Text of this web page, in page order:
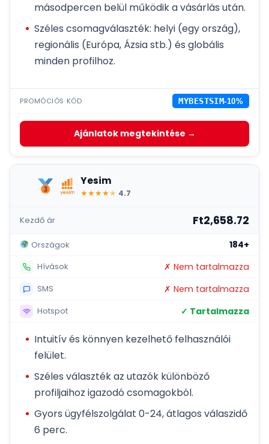
másodpercen belül működik a vásárlás után.
Széles csomagválaszték: helyi (egy ország),
regionális (Európa, Ázsia stb.) és globális
minden profilhoz.
PROMÓCIÓS KÓD MYBESTSIM-10%
Ajánlatok megtekintése →
Yesim
★★★★★ 4.7
Kezdő ár Ft2,658.72
Országok 184+
Hívások ✗ Nem tartalmazza
SMS ✗ Nem tartalmazza
Hotspot ✓ Tartalmazza
Intuitív és könnyen kezelhető felhasználói
felület.
Széles választék az utazók különböző
profiljaihoz igazodó csomagokból.
Gyors ügyfélszolgálat 0-24, átlagos válaszidő
6 perc.